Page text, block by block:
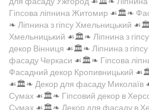
Гіпсова ліпнина Житомир ☙🏛️❧
❧ Ліпнина з гіпсу Хмельницький
Хмельницький ☙🏛️❧ Ліпнина з
декор Вінниця ☙🏛️❧ Ліпнина з
фасаду Черкаси ☙🏛️❧ Гіпсова
Фасадний декор Кропивницький
☙🏛️❧ Декор для фасаду Миколаїв
Сумах ☙🏛️❧ Гіпсовий декор в
Сумах ☙🏛️❧ Декор для фасаду в